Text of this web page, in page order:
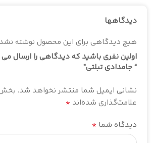
دیدگاهها
هیچ دیدگاهی برای این محصول نوشته
اولین نفری باشید که دیدگاهی را ارسال می
“ جامدادی تبلتی”
نشانی ایمیل شما منتشر نخواهد شد.
علامت‌گذاری شده‌اند *
دیدگاه شما *